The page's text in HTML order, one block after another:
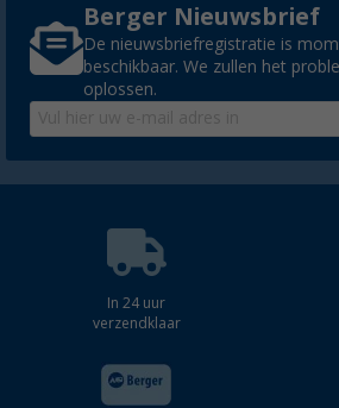
Berger Nieuwsbrief
De nieuwsbriefregistratie is
beschikbaar. We zullen het
oplossen.
In 24 uur
verzendklaar